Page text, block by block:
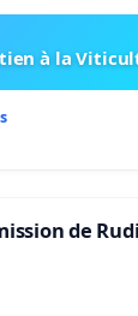
à la
de